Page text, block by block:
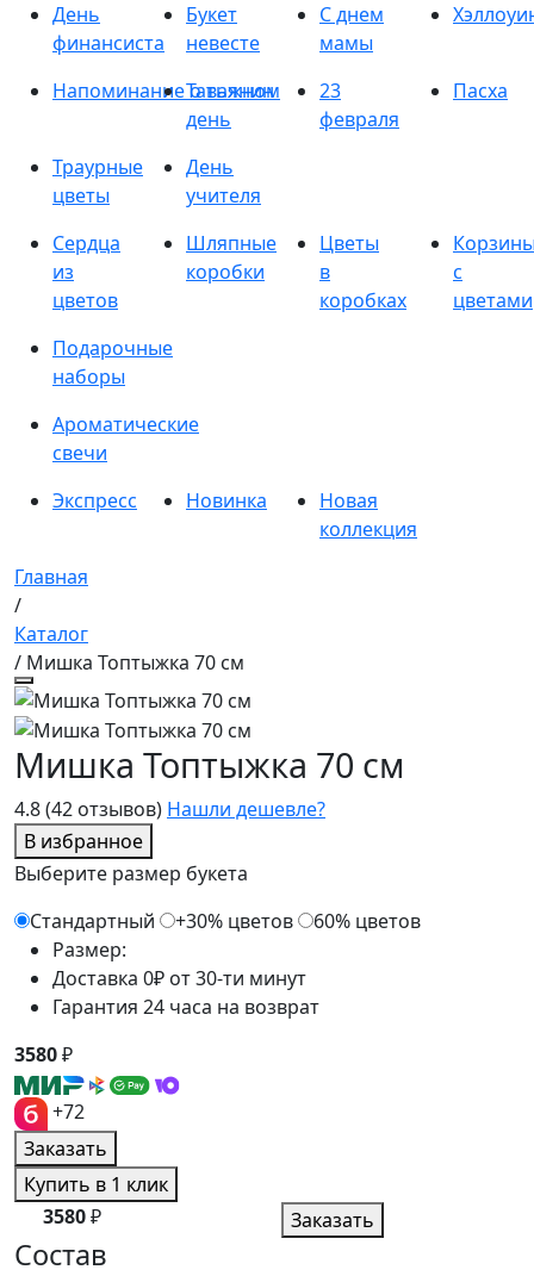
День
финансиста
Букет
невесте
С днем
мамы
Напоминание о важном
Татьянин
день
23
февраля
Пасха
Траурные
цветы
День
учителя
Сердца
из
цветов
Шляпные
коробки
Цветы
в
коробках
с
цветами
Подарочные
наборы
Ароматические
свечи
Экспресс
Новинка
Новая
коллекция
Главная
/
Каталог
/ Мишка Топтыжка 70 см
4.8(42 отзывов) Нашли дешевле?
В избранное
Мишка Топтыжка 70 см
Выберите размер букета
Стандартный
+30% цветов
60% цветов
Размер:
Доставка 0₽ от 30-ти минут
Гарантия 24 часа на возврат
3580₽
+72
Заказать
Купить в 1 клик
3580₽ Заказать
Состав